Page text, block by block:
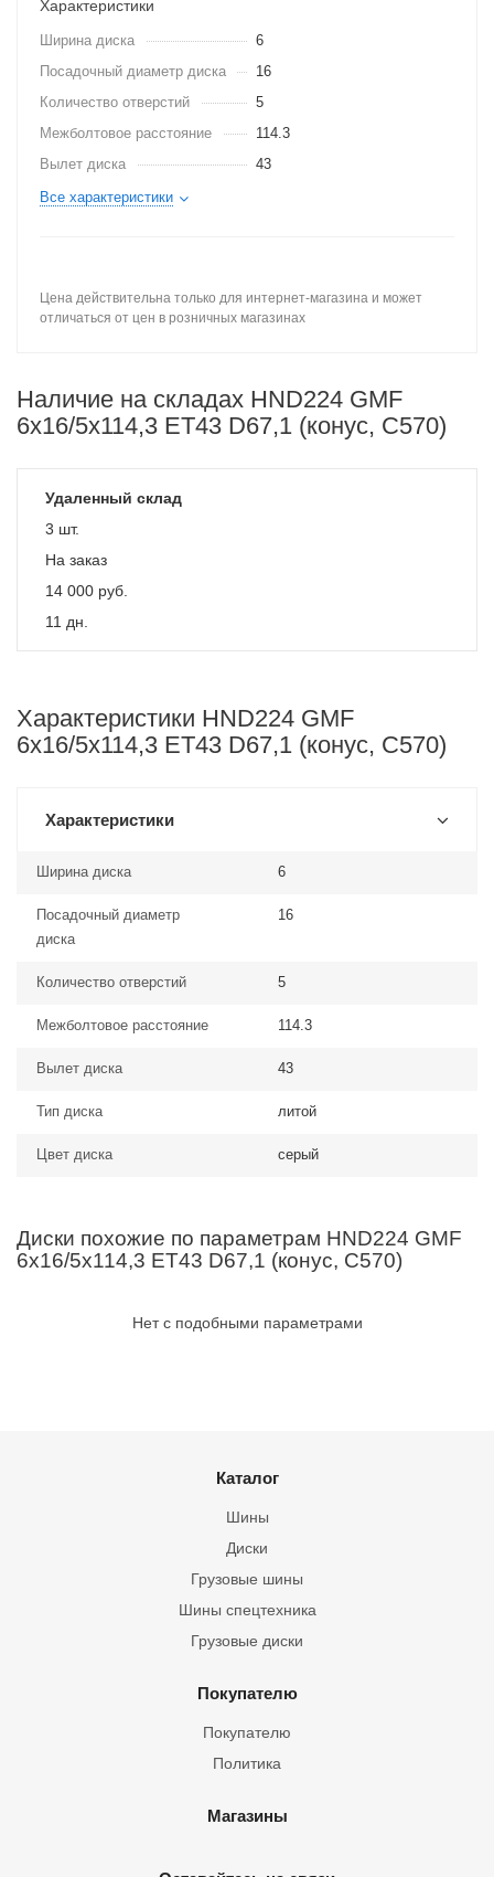
Характеристики
Ширина диска
6
Посадочный диаметр диска
16
Количество отверстий
5
Межболтовое расстояние
114.3
Вылет диска
43
Все характеристики
Цена действительна только для интернет-магазина и может
отличаться от цен в розничных магазинах
Наличие на складах HND224 GMF
6x16/5x114,3 ET43 D67,1 (конус, C570)
Удаленный склад
3 шт.
На заказ
14 000 руб.
11 дн.
Характеристики HND224 GMF
6x16/5x114,3 ET43 D67,1 (конус, C570)
Характеристики
Ширина диска 6
Посадочный диаметр
диска
16
Количество отверстий 5
Межболтовое расстояние 114.3
Вылет диска 43
Тип диска литой
Цвет диска серый
Диски похожие по параметрам HND224 GMF
6x16/5x114,3 ET43 D67,1 (конус, C570)
Нет с подобными параметрами
Каталог
Шины
Грузовые шины
Шины спецтехника
Диски
Грузовые диски
Покупателю
Покупателю
Политика
Магазины